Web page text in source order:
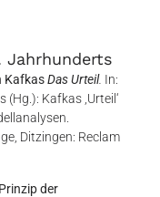
Jahrhunderts
KafkasDas Urteil. In:
Kafkas ,Urteil‘
Ditzingen: Reclam
der